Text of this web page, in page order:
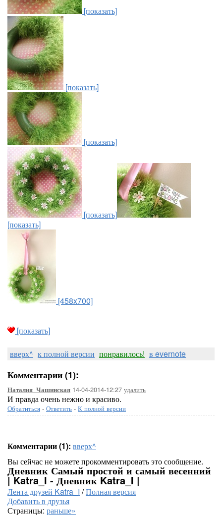
[показать]
[показать]
[показать]
[показать]
[показать]
[458x700]
[показать]
вверх^ к полной версии понравилось! в evernote
Комментарии (1):
Наталия_Чашинская 14-04-2014-12:27 удалить
И правда очень нежно и красиво.
Обратиться - Ответить - К полной версии
Комментарии (1): вверх^
Вы сейчас не можете прокомментировать это сообщение.
Дневник Самый простой и самый весенний
| Katra_I - Дневник Katra_I |
Лента друзей Katra_I /Полная версия
Добавить в друзья
Страницы: раньше»